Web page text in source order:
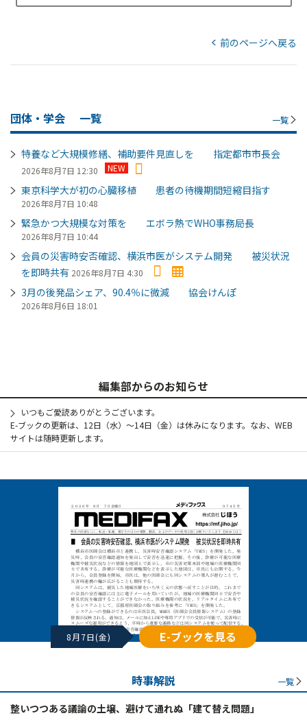
前のページへ戻る
団体・学会 一覧 一覧
特養など大規模修繕、補助要件見直しを 指定都市市長会
2026年8月7日 12:30 NEW
東京科学大が初の心臓移植 患者の待機期間短縮目指す
2026年8月7日 10:48
緊急かつ大規模な対策を エボラ熱でWHO事務局長
2026年8月7日 10:44
会員の災害時安否確認、横浜市医がシステム開発 被災状況
を即時共有 2026年8月7日 4:30
3月の後発品シェア、90.4％に微減 協会けんぽ
2026年8月6日 18:01
編集部からのお知らせ
いつもご愛読ありがとうございます。
E-ブックの更新は、12日（水）～14日（金）は休みになります。なお、WEB
サイトは随時更新します。
8月7日(金) E-ブックを見る
時事解説 一覧
整いつつある議論の土壌、避けて通れぬ「建て替え問題」